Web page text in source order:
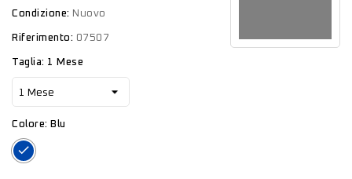
Condizione: Nuovo
Riferimento: 07507
Taglia: 1 Mese
Colore: Blu
Blu